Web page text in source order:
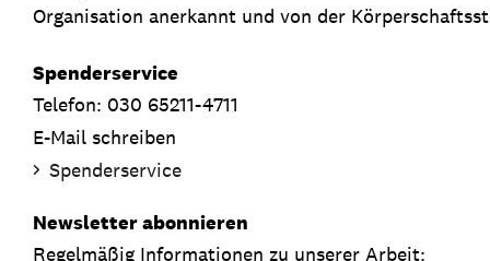
Organisation anerkannt und von der
Spenderservice
Telefon: 030 65211-4711
E-Mail schreiben
Spenderservice
Newsletter abonnieren
Regelmäßig Informationen zu unserer Arbeit: